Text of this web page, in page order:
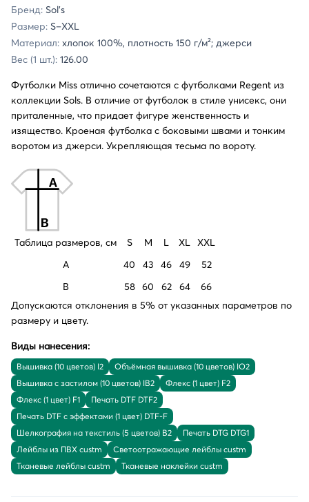
Бренд: Sol's
Размер: S–XXL
Материал: хлопок 100%, плотность 150 г/м²; джерси
Вес (1 шт.): 126.00
Футболки Miss отлично сочетаются с футболками Regent из
коллекции Sols. В отличие от футболок в стиле унисекс, они
приталенные, что придает фигуре женственность и
изящество. Кроеная футболка с боковыми швами и тонким
воротом из джерси. Укрепляющая тесьма по вороту.
Таблица размеров, см S M L XL XXL
A
40 43 46 49
52
B
58 60 62 64
66
Допускаются отклонения в 5% от указанных параметров по
размеру и цвету.
Виды нанесения:
Вышивка (10 цветов) I2
Объёмная вышивка (10 цветов) IO2
Вышивка с застилом (10 цветов) IB2
Флекс (1 цвет) F2
Флекс (1 цвет) F1
Печать DTF DTF2
Печать DTF с эффектами (1 цвет) DTF-F
Шелкография на текстиль (5 цветов) B2
Печать DTG DTG1
Лейблы из ПВХ custm
Светоотражающие лейблы custm
Тканевые лейблы custm
Тканевые наклейки custm